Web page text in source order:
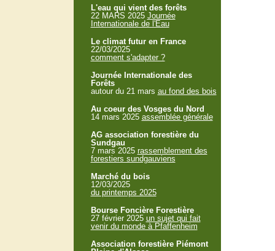
L'eau qui vient des forêts
22 MARS 2025 Journée
Internationale de l'Eau
Le climat futur en France
22/03/2025
comment s'adapter ?
Journée Internationale des
Forêts
autour du 21 mars au fond des bois
Au coeur des Vosges du Nord
14 mars 2025 assemblée générale
AG association forestière du
Sundgau
7 mars 2025 rassemblement des
forestiers sundgauviens
Marché du bois
12/03/2025
du printemps 2025
Bourse Foncière Forestière
27 février 2025 un sujet qui fait
venir du monde à Pfaffenheim
Association forestière Piémont